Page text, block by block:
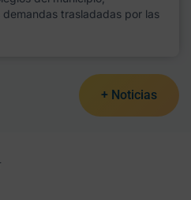
trasladadas por las
+ Noticias